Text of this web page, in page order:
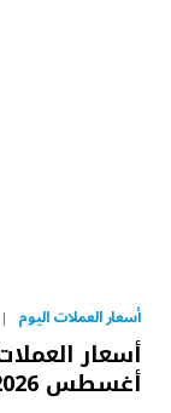
أسعار العملات اليوم
أغسطس 2026